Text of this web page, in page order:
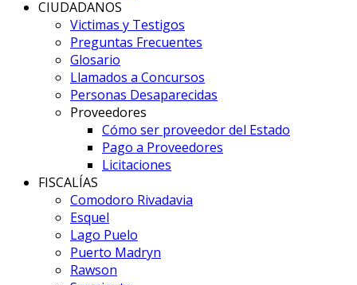
CIUDADANOS
Victimas y Testigos
Preguntas Frecuentes
Glosario
Llamados a Concursos
Personas Desaparecidas
Proveedores
Cómo ser proveedor del Estado
Pago a Proveedores
Licitaciones
FISCALÍAS
Comodoro Rivadavia
Esquel
Lago Puelo
Puerto Madryn
Rawson